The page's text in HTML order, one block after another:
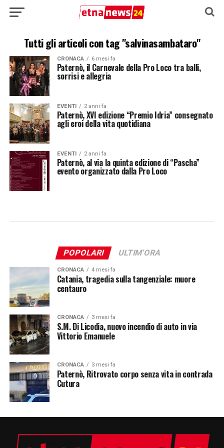
Tutti gli articoli con tag "salvinasambataro"
CRONACA 6 mesi fa
Paternò, il Carnevale della Pro Loco tra balli,
sorrisi e allegria
EVENTI 2 anni fa
Paternò, XVI edizione “Premio Idria” consegnato
agli eroi della vita quotidiana
EVENTI 2 anni fa
Paternò, al via la quinta edizione di “Pascha”
evento organizzato dalla Pro Loco
POPOLARI ULTIM'ORA
CRONACA 4 mesi fa
Catania, tragedia sulla tangenziale: muore
centauro
CRONACA 3 mesi fa
S.M. Di Licodia, nuovo incendio di auto in via
Vittorio Emanuele
CRONACA 3 mesi fa
Paternò, Ritrovato corpo senza vita in contrada
Cutura